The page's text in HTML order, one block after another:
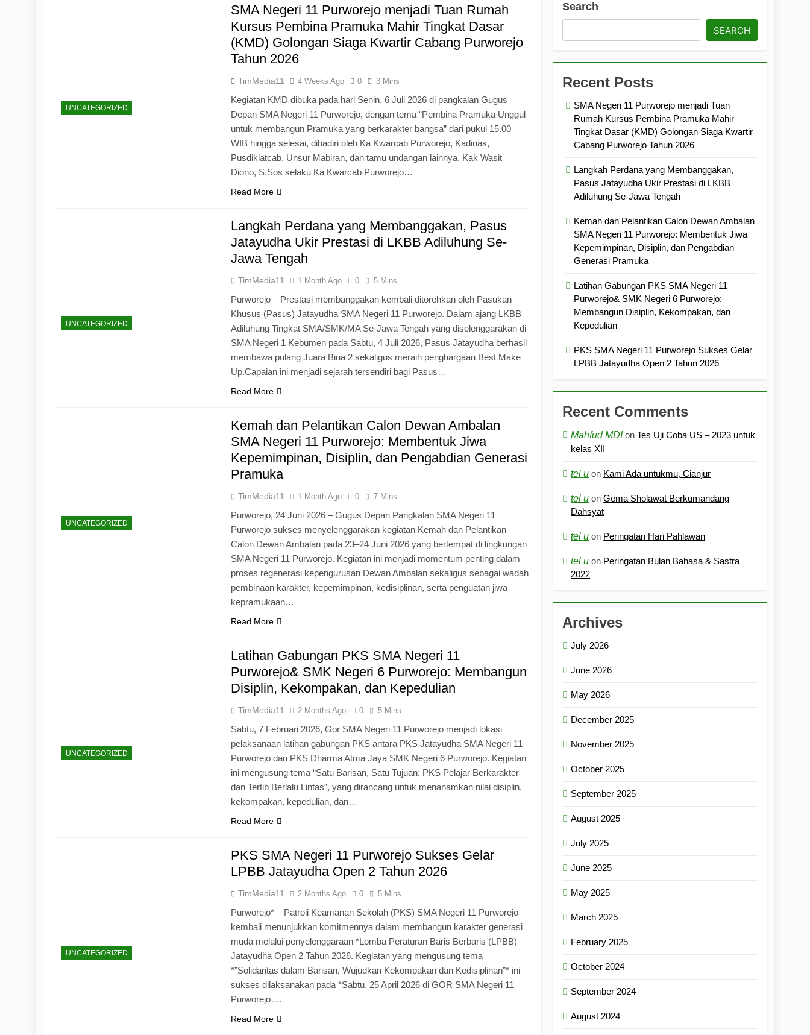
Pengabdian Generasi Pramuka
UNCATEGORIZED
SMA Negeri 11 Purworejo menjadi Tuan Rumah
Kursus Pembina Pramuka Mahir Tingkat Dasar
(KMD) Golongan Siaga Kwartir Cabang Purworejo
Tahun 2026
TimMedia11 4 Weeks Ago 0 3 Mins
Kegiatan KMD dibuka pada hari Senin, 6 Juli 2026 di pangkalan Gugus
Depan SMA Negeri 11 Purworejo, dengan tema “Pembina Pramuka Unggul
untuk membangun Pramuka yang berkarakter bangsa” dari pukul 15.00
WIB hingga selesai, dihadiri oleh Ka Kwarcab Purworejo, Kadinas,
Pusdiklatcab, Unsur Mabiran, dan tamu undangan lainnya. Kak Wasit
Diono, S.Sos selaku Ka Kwarcab Purworejo…
Read More
UNCATEGORIZED
Langkah Perdana yang Membanggakan, Pasus
Jatayudha Ukir Prestasi di LKBB Adiluhung Se-
Jawa Tengah
TimMedia11 1 Month Ago 0 5 Mins
Purworejo – Prestasi membanggakan kembali ditorehkan oleh Pasukan
Khusus (Pasus) Jatayudha SMA Negeri 11 Purworejo. Dalam ajang LKBB
Adiluhung Tingkat SMA/SMK/MA Se-Jawa Tengah yang diselenggarakan di
SMA Negeri 1 Kebumen pada Sabtu, 4 Juli 2026, Pasus Jatayudha berhasil
membawa pulang Juara Bina 2 sekaligus meraih penghargaan Best Make
Up.Capaian ini menjadi sejarah tersendiri bagi Pasus…
Read More
UNCATEGORIZED
Kemah dan Pelantikan Calon Dewan Ambalan
SMA Negeri 11 Purworejo: Membentuk Jiwa
Kepemimpinan, Disiplin, dan Pengabdian Generasi
Pramuka
TimMedia11 1 Month Ago 0 7 Mins
Purworejo, 24 Juni 2026 – Gugus Depan Pangkalan SMA Negeri 11
Purworejo sukses menyelenggarakan kegiatan Kemah dan Pelantikan
Calon Dewan Ambalan pada 23–24 Juni 2026 yang bertempat di lingkungan
SMA Negeri 11 Purworejo. Kegiatan ini menjadi momentum penting dalam
proses regenerasi kepengurusan Dewan Ambalan sekaligus sebagai wadah
pembinaan karakter, kepemimpinan, kedisiplinan, serta penguatan jiwa
kepramukaan…
Read More
UNCATEGORIZED
Latihan Gabungan PKS SMA Negeri 11
Purworejo& SMK Negeri 6 Purworejo: Membangun
Disiplin, Kekompakan, dan Kepedulian
TimMedia11 2 Months Ago 0 5 Mins
Sabtu, 7 Februari 2026, Gor SMA Negeri 11 Purworejo menjadi lokasi
pelaksanaan latihan gabungan PKS antara PKS Jatayudha SMA Negeri 11
Purworejo dan PKS Dharma Atma Jaya SMK Negeri 6 Purworejo. Kegiatan
ini mengusung tema “Satu Barisan, Satu Tujuan: PKS Pelajar Berkarakter
dan Tertib Berlalu Lintas”, yang dirancang untuk menanamkan nilai disiplin,
kekompakan, kepedulian, dan…
Read More
UNCATEGORIZED
PKS SMA Negeri 11 Purworejo Sukses Gelar
LPBB Jatayudha Open 2 Tahun 2026
TimMedia11 2 Months Ago 0 5 Mins
Purworejo* – Patroli Keamanan Sekolah (PKS) SMA Negeri 11 Purworejo
kembali menunjukkan komitmennya dalam membangun karakter generasi
muda melalui penyelenggaraan *Lomba Peraturan Baris Berbaris (LPBB)
Jatayudha Open 2 Tahun 2026. Kegiatan yang mengusung tema
*”Solidaritas dalam Barisan, Wujudkan Kekompakan dan Kedisiplinan”* ini
sukses dilaksanakan pada *Sabtu, 25 April 2026 di GOR SMA Negeri 11
Purworejo….
Read More
Search
SEARCH
Recent Posts
SMA Negeri 11 Purworejo menjadi Tuan
Rumah Kursus Pembina Pramuka Mahir
Tingkat Dasar (KMD) Golongan Siaga Kwartir
Cabang Purworejo Tahun 2026
Langkah Perdana yang Membanggakan,
Pasus Jatayudha Ukir Prestasi di LKBB
Adiluhung Se-Jawa Tengah
Kemah dan Pelantikan Calon Dewan Ambalan
SMA Negeri 11 Purworejo: Membentuk Jiwa
Kepemimpinan, Disiplin, dan Pengabdian
Generasi Pramuka
Latihan Gabungan PKS SMA Negeri 11
Purworejo& SMK Negeri 6 Purworejo:
Membangun Disiplin, Kekompakan, dan
Kepedulian
PKS SMA Negeri 11 Purworejo Sukses Gelar
LPBB Jatayudha Open 2 Tahun 2026
Recent Comments
Mahfud MDIonTes Uji Coba US – 2023 untuk
kelas XII
tel u on Kami Ada untukmu, Cianjur
tel u onGema Sholawat Berkumandang
Dahsyat
tel u on Peringatan Hari Pahlawan
tel u on Peringatan Bulan Bahasa & Sastra
2022
Archives
July 2026
June 2026
May 2026
December 2025
November 2025
October 2025
September 2025
August 2025
July 2025
June 2025
May 2025
March 2025
February 2025
October 2024
September 2024
August 2024